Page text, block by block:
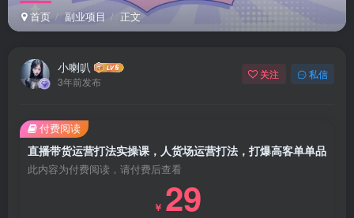
首页 副业项目 正文
小喇叭
3年前发布
关注 私信
直播带货运营打法实操课，人货场运营打法，打爆高客单单品
此内容为付费阅读，请付费后查看
￥ 29
付费阅读